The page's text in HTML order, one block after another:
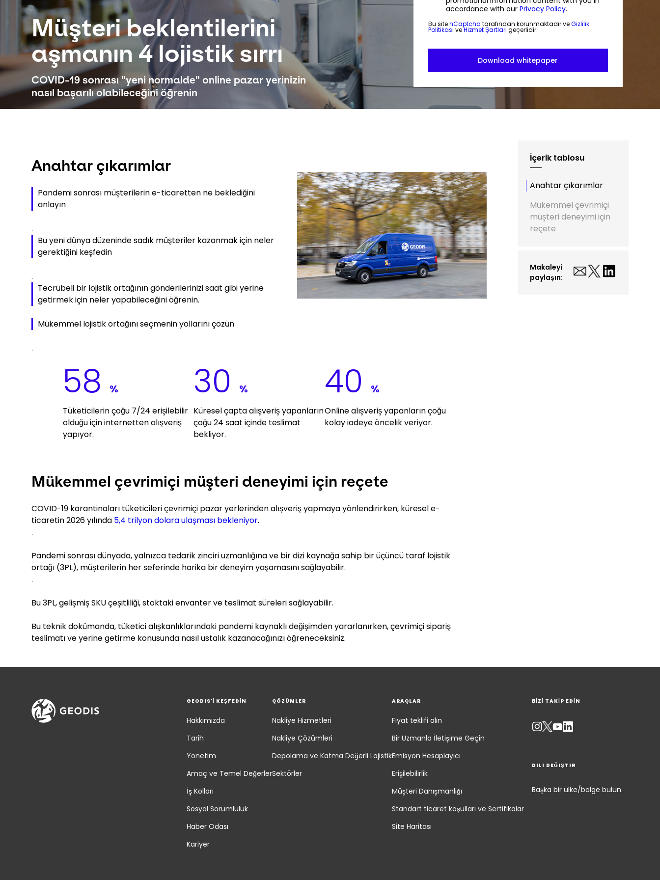
Müşteri beklentilerini
aşmanın 4 lojistik sırrı
COVID-19 sonrası "yeni normalde" online pazar yerinizin
nasıl başarılı olabileceğini öğrenin
accordance with our Privacy Policy.
Bu sitehCaptcha tarafından korunmaktadır veGizlilik
Politikası veHizmet Şartları geçerlidir.
Anahtar çıkarımlar
Pandemi sonrası müşterilerin e-ticaretten ne beklediğini
anlayın
.
Bu yeni dünya düzeninde sadık müşteriler kazanmak için neler
gerektiğini keşfedin
.
Tecrübeli bir lojistik ortağının gönderilerinizi saat gibi yerine
getirmek için neler yapabileceğini öğrenin.
Mükemmel lojistik ortağını seçmenin yollarını çözün
.
Keepeek
58 %
Tüketicilerin çoğu 7/24 erişilebilir
olduğu için internetten alışveriş
yapıyor.
30 %
Küresel çapta alışveriş yapanların
çoğu 24 saat içinde teslimat
bekliyor.
40 %
Online alışveriş yapanların çoğu
kolay iadeye öncelik veriyor.
Mükemmel çevrimiçi müşteri deneyimi için reçete
COVID-19 karantinaları tüketicileri çevrimiçi pazar yerlerinden alışveriş yapmaya yönlendirirken, küresel e-
ticaretin 2026 yılında 5,4 trilyon dolara ulaşması bekleniyor.
.
Pandemi sonrası dünyada, yalnızca tedarik zinciri uzmanlığına ve bir dizi kaynağa sahip bir üçüncü taraf lojistik
ortağı (3PL), müşterilerin her seferinde harika bir deneyim yaşamasını sağlayabilir.
.
Bu 3PL, gelişmiş SKU çeşitliliği, stoktaki envanter ve teslimat süreleri sağlayabilir.
Bu teknik dokümanda, tüketici alışkanlıklarındaki pandemi kaynaklı değişimden yararlanırken, çevrimiçi sipariş
teslimatı ve yerine getirme konusunda nasıl ustalık kazanacağınızı öğreneceksiniz.
İçerik tablosu
Anahtar çıkarımlar
Mükemmel çevrimiçi
müşteri deneyimi için
reçete
Makaleyi
paylaşın:
GEODIS'İ KEŞFEDİN
Hakkımızda
Tarih
Yönetim
Amaç ve Temel Değerler
İş Kolları
Sosyal Sorumluluk
Haber Odası
Kariyer
ÇÖZÜMLER
Nakliye Hizmetleri
Nakliye Çözümleri
Depolama ve Katma Değerli Lojistik
Sektörler
ARAÇLAR
Fiyat teklifi alın
Bir Uzmanla İletişime Geçin
Emisyon Hesaplayıcı
Erişilebilirlik
Müşteri Danışmanlığı
Standart ticaret koşulları ve Sertifikalar
Site Haritası
BİZİ TAKİP EDİN
DILI DEĞIŞTIR
Başka bir ülke/bölge bulun